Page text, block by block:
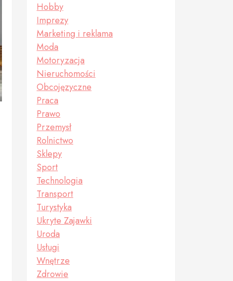
Hobby
Imprezy
Marketing i reklama
Moda
Motoryzacja
Nieruchomości
Obcojęzyczne
Praca
Prawo
Przemysł
Rolnictwo
Sklepy
Sport
Technologia
Transport
Turystyka
Ukryte Zajawki
Uroda
Usługi
Wnętrze
Zdrowie